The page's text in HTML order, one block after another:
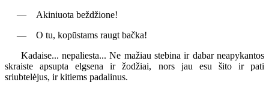
— Akiniuota beždžione!
— O tu, kopūstams raugt bačka!
Kadaise... nepaliesta... Ne mažiau stebina ir dabar neapykantos
skraiste apsupta elgsena ir žodžiai, nors jau esu šito ir pati
sriubtelėjus, ir kitiems padalinus.